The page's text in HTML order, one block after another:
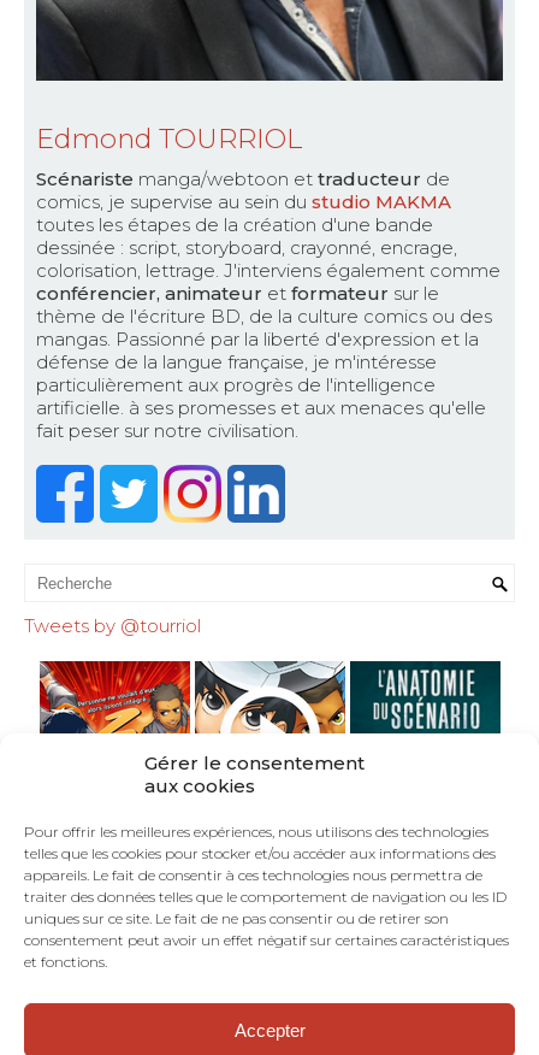
Gérer le consentement
aux cookies
Pour offrir les meilleures expériences, nous utilisons des technologies
telles que les cookies pour stocker et/ou accéder aux informations des
appareils. Le fait de consentir à ces technologies nous permettra de
traiter des données telles que le comportement de navigation ou les ID
uniques sur ce site. Le fait de ne pas consentir ou de retirer son
consentement peut avoir un effet négatif sur certaines caractéristiques
et fonctions.
Accepter
Edmond TOURRIOL
Scénariste manga/webtoon et traducteur de
comics, je supervise au sein du studio MAKMA
toutes les étapes de la création d'une bande
dessinée : script, storyboard, crayonné, encrage,
colorisation, lettrage. J'interviens également comme
conférencier, animateur et formateur sur le
thème de l'écriture BD, de la culture comics ou des
mangas. Passionné par la liberté d'expression et la
défense de la langue française, je m'intéresse
particulièrement aux progrès de l'intelligence
artificielle. à ses promesses et aux menaces qu'elle
fait peser sur notre civilisation.
Tweets by @tourriol